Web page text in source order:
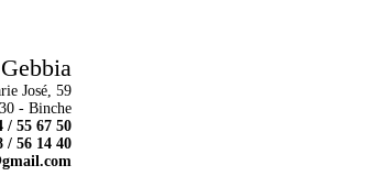
José, 59
- Binche
/ 55 67 50
/ 56 14 40